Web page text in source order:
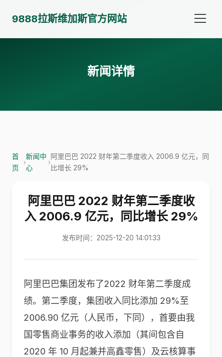
9888拉斯维加斯官方网站
新闻详情
首
页
›
新闻中
心
›
阿里巴巴 2022 财年第二季度收入 2006.9 亿元，同
比增长 29%
阿里巴巴 2022 财年第二季度收
入 2006.9 亿元，同比增长 29%
发布时间：2025-12-20 14:01:33
阿里巴巴集团发布了2022 财年第二季度成
绩。第二季度，集团收入同比添加 29%至
2006.90 亿元（人民币，下同），首要由我
国零售商业事务的收入添加（其间包含自
2020 年 10 月起兼并高鑫零售）及云核算事